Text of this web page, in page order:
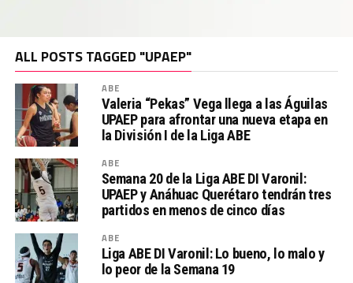
ALL POSTS TAGGED "UPAEP"
ABE
Valeria “Pekas” Vega llega a las Águilas
UPAEP para afrontar una nueva etapa en
la División I de la Liga ABE
ABE
Semana 20 de la Liga ABE DI Varonil:
UPAEP y Anáhuac Querétaro tendrán tres
partidos en menos de cinco días
ABE
Liga ABE DI Varonil: Lo bueno, lo malo y
lo peor de la Semana 19